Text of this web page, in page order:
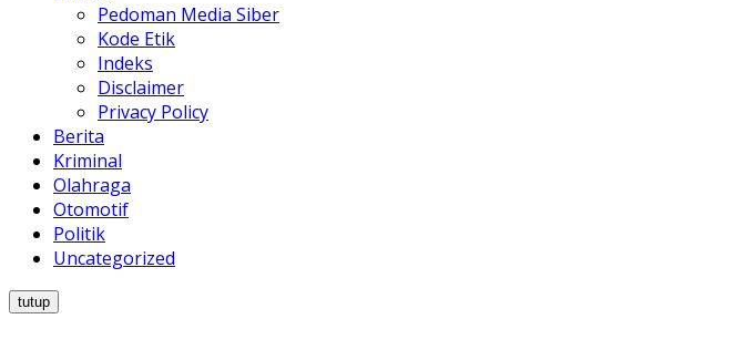
Pedoman Media Siber
Kode Etik
Indeks
Disclaimer
Privacy Policy
Berita
Kriminal
Olahraga
Otomotif
Politik
Uncategorized
tutup